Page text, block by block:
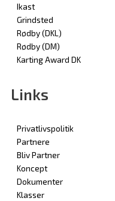
Ikast
Grindsted
Rødby (DKL)
Rødby (DM)
Karting Award DK
Links
Privatlivspolitik
Partnere
Bliv Partner
Koncept
Dokumenter
Klasser